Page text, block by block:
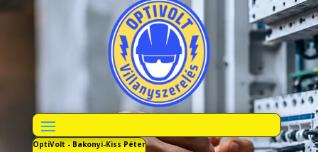
OptiVolt - Bakonyi-Kiss Péter